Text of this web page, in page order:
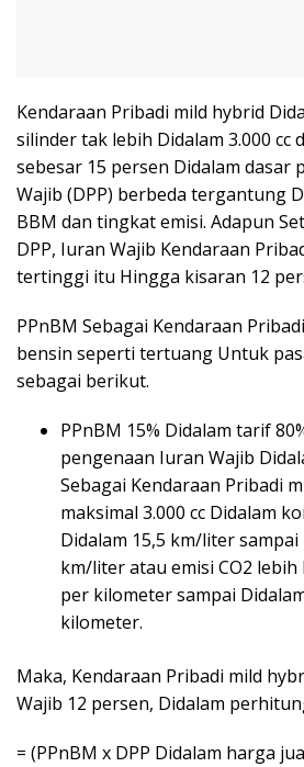
Kendaraan Pribadi mild hybrid
silinder tak lebih Didalam 3.000 cc
sebesar 15 persen Didalam dasar
Wajib (DPP) berbeda tergantung
BBM dan tingkat emisi. Adapun
DPP, Iuran Wajib Kendaraan
tertinggi itu Hingga kisaran 12
PPnBM Sebagai Kendaraan
bensin seperti tertuang Untuk
sebagai berikut.
PPnBM 15% Didalam tarif
pengenaan Iuran Wajib
Sebagai Kendaraan Pribadi
maksimal 3.000 cc Didalam
Didalam 15,5 km/liter sampai
km/liter atau emisi CO2 lebih
per kilometer sampai
kilometer.
Maka, Kendaraan Pribadi mild
Wajib 12 persen, Didalam
= (PPnBM x DPP Didalam harga